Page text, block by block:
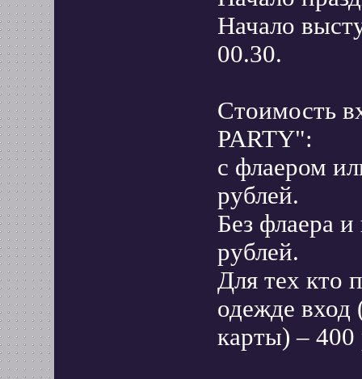
Начало
00.30.
Стоимость
PARTY":
с флаером
рублей.
Без флаера
рублей.
Для тех кто
одежде вход
карты) – 400